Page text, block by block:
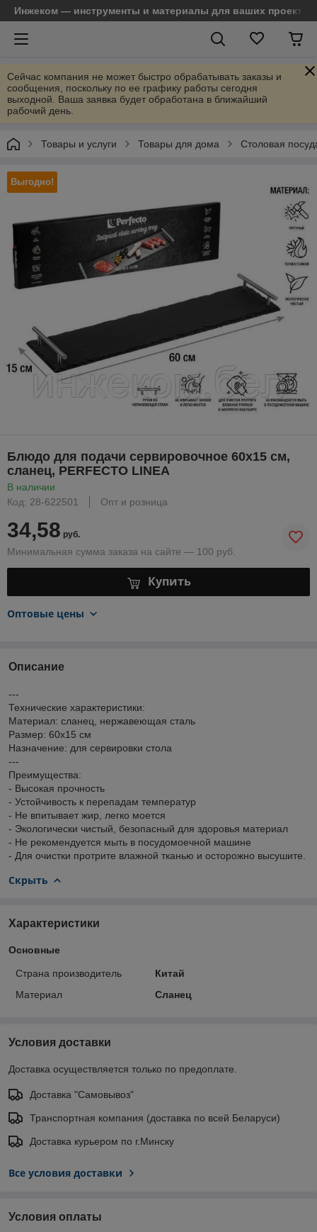
Инжеком — инструменты и материалы для ваших проектов
Сейчас компания не может быстро обрабатывать заказы и
сообщения, поскольку по ее графику работы сегодня
выходной. Ваша заявка будет обработана в ближайший
рабочий день.
Товары и услуги Товары для дома Столовая
Выгодно!
Блюдо для подачи сервировочное 60х15 см,
сланец, PERFECTO LINEA
В наличии
Код: 28-622501
Опт и розница
34,58 руб.
Минимальная сумма заказа на сайте — 100 руб.
Купить
Оптовые цены
Описание
---
Технические характеристики:
Материал: сланец, нержавеющая сталь
Размер: 60х15 см
Назначение: для сервировки стола
---
Преимущества:
- Высокая прочность
- Устойчивость к перепадам температур
- Не впитывает жир, легко моется
- Экологически чистый, безопасный для здоровья материал
- Не рекомендуется мыть в посудомоечной машине
- Для очистки протрите влажной тканью и осторожно высушите.
Скрыть
Характеристики
Основные
Страна производитель
Китай
Материал
Сланец
Условия доставки
Доставка осуществляется только по предоплате.
Доставка "Самовывоз"
Транспортная компания (доставка по всей Беларуси)
Доставка курьером по г.Минску
Все условия доставки
Условия оплаты